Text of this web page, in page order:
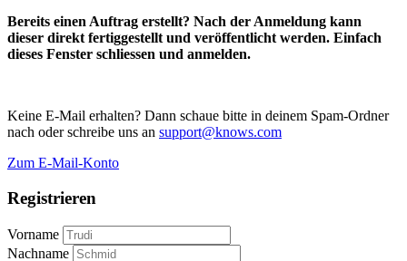
Bereits einen Auftrag erstellt? Nach der Anmeldung kann
dieser direkt fertiggestellt und veröffentlicht werden. Einfach
dieses Fenster schliessen und anmelden.
Keine E-Mail erhalten? Dann schaue bitte in deinem Spam-Ordner
nach oder schreibe uns an support@knows.com
Zum E-Mail-Konto
Registrieren
Vorname
Nachname